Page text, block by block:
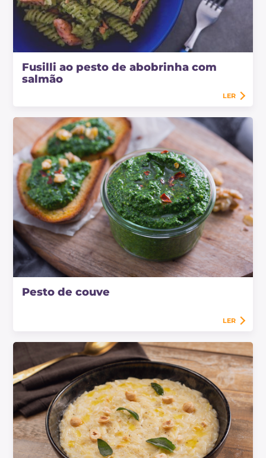
Fusilli ao pesto de abobrinha com
salmão
LER
Pesto de couve
LER